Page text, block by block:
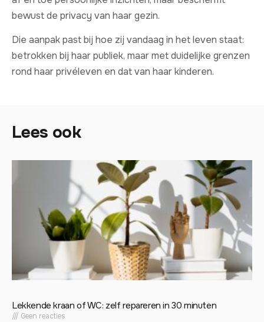
bewust de privacy van haar gezin.
Die aanpak past bij hoe zij vandaag in het leven staat:
betrokken bij haar publiek, maar met duidelijke grenzen
rond haar privéleven en dat van haar kinderen.
Lees ook
Lekkende kraan of WC: zelf repareren in 30 minuten
Geen reacties